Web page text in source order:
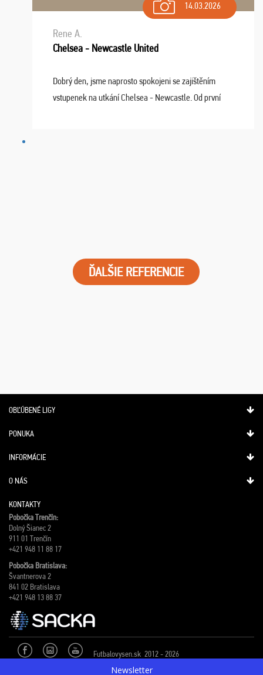
14.03.2026
Rene A.
Chelsea - Newcastle United
Dobrý den, jsme naprosto spokojeni se zajištěním
vstupenek na utkání Chelsea - Newcastle. Od první
ĎALŠIE REFERENCIE
OBĽÚBENÉ LIGY
PONUKA
INFORMÁCIE
O NÁS
KONTAKTY
Pobočka Trenčín:
Dolný Šianec 2
911 01 Trenčín
+421 948 11 88 17
Pobočka Bratislava:
Švantnerova 2
841 02 Bratislava
+421 948 13 88 37
Futbalovysen.sk 2012 - 2026
Newsletter